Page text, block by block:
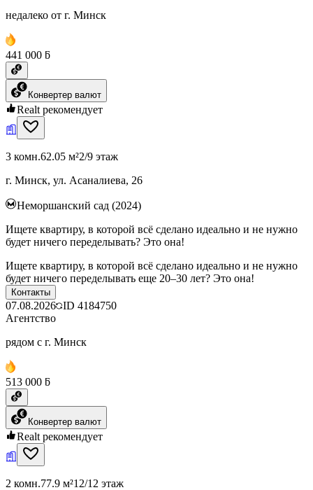
недалеко от г. Минск
441 000 ƃ
Конвертер валют
Realt рекомендует
3 комн.62.05 м²2/9 этаж
г. Минск, ул. Асаналиева, 26
Неморшанский сад (2024)
Ищете квартиру, в которой всё сделано идеально и не нужно
будет ничего переделывать? Это она!
Ищете квартиру, в которой всё сделано идеально и не нужно
будет ничего переделывать еще 20–30 лет? Это она!
Контакты
07.08.2026 ID 4184750
Агентство
рядом с г. Минск
513 000 ƃ
Конвертер валют
Realt рекомендует
2 комн.77.9 м²12/12 этаж